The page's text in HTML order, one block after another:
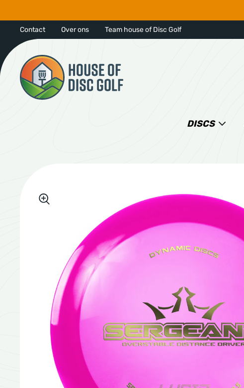
Contact Over ons Team house of Disc Golf
DISCS